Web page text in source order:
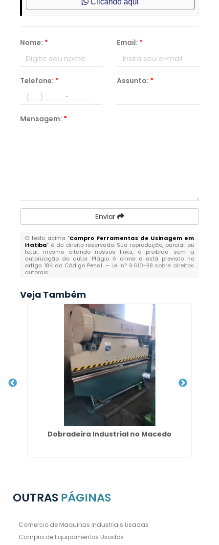
Clicando aqui
Nome: * Email: *
Telefone: * Assunto: *
Mensagem: *
Enviar
O texto acima "Compro Ferramentas de Usinagem em
Itatiba" é de direito reservado. Sua reprodução, parcial ou
total, mesmo citando nossos links, é proibida sem a
autorização do autor. Plágio é crime e está previsto no
artigo 184 do Código Penal. – Lei n° 9.610-98 sobre direitos
autorais.
Veja Também
Dobradeira Industrial no Macedo
OUTRAS PÁGINAS
Comercio de Maquinas Industriais Usadas
Compra de Equipamentos Usados